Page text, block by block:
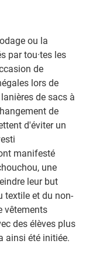
ou la
par tou·tes les
de
lors de
de sacs à
de
d'éviter un
manifesté
une
leur but
textile et du non-
vêtements
des élèves plus
ainsi été initiée.